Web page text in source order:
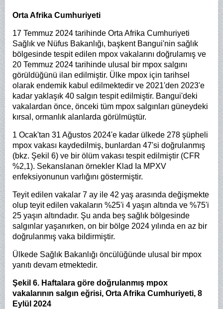
Orta Afrika Cumhuriyeti
17 Temmuz 2024 tarihinde Orta Afrika Cumhuriyeti
Sağlık ve Nüfus Bakanlığı, başkent Bangui'nin sağlık
bölgesinde tespit edilen mpox vakalarını doğrulamış ve
20 Temmuz 2024 tarihinde ulusal bir mpox salgını
görüldüğünü ilan edilmiştir. Ülke mpox için tarihsel
olarak endemik kabul edilmektedir ve 2021'den 2023'e
kadar yaklaşık 40 salgın tespit edilmiştir. Bangui'deki
vakalardan önce, önceki tüm mpox salgınları güneydeki
kırsal, ormanlık alanlarda görülmüştür.
1 Ocak'tan 31 Ağustos 2024'e kadar ülkede 278 şüpheli
mpox vakası kaydedilmiş, bunlardan 47'si doğrulanmış
(bkz. Şekil 6) ve bir ölüm vakası tespit edilmiştir (CFR
%2,1). Sekanslanan örnekler Klad Ia MPXV
enfeksiyonunun varlığını göstermiştir.
Teyit edilen vakalar 7 ay ile 42 yaş arasında değişmekte
olup teyit edilen vakaların %25'i 4 yaşın altında ve %75'i
25 yaşın altındadır. Şu anda beş sağlık bölgesinde
salgınlar yaşanırken, on bir bölge 2024 yılında en az bir
doğrulanmış vaka bildirmiştir.
Ülkede Sağlık Bakanlığı öncülüğünde ulusal bir mpox
yanıtı devam etmektedir.
Şekil 6. Haftalara göre doğrulanmış mpox
vakalarının salgın eğrisi, Orta Afrika Cumhuriyeti, 8
Eylül 2024